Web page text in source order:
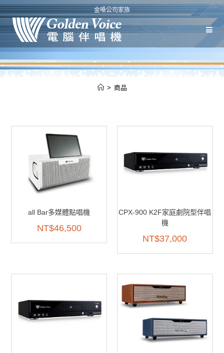
金嗓公司家族
> 商品
all Bar多媒體點唱機
NT$46,500
CPX-900 K2F家庭劇院型伴唱
機
NT$37,000